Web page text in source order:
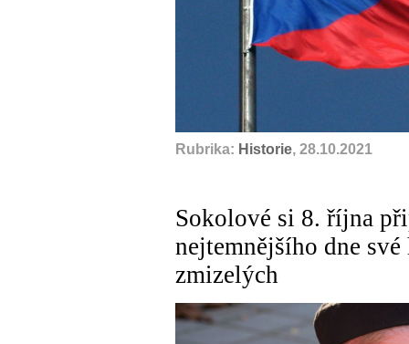
Rubrika: Historie, 28.10.2021
Sokolové si 8. října
nejtemnějšího dne
zmizelých